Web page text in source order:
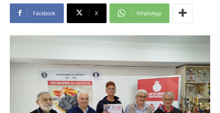
Facebook X WhatsApp